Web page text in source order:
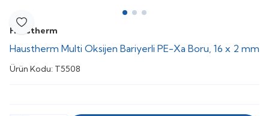
Favoriye Ekle
Haustherm
Haustherm Multi Oksijen Bariyerli PE-Xa Boru, 16 x 2 mm
Ürün Kodu: T5508